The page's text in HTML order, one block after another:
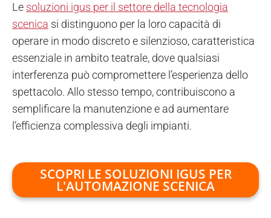
Le soluzioni igus per il settore della tecnologia
scenica si distinguono per la loro capacità di
operare in modo discreto e silenzioso, caratteristica
essenziale in ambito teatrale, dove qualsiasi
interferenza può compromettere l’esperienza dello
spettacolo. Allo stesso tempo, contribuiscono a
semplificare la manutenzione e ad aumentare
l’efficienza complessiva degli impianti.
SCOPRI LE SOLUZIONI IGUS PER
L'AUTOMAZIONE SCENICA